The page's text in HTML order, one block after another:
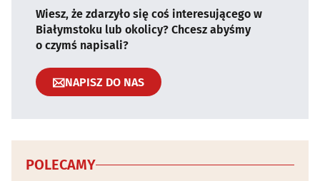
Wiesz, że zdarzyło się coś interesującego w
Białymstoku lub okolicy? Chcesz abyśmy
o czymś napisali?
NAPISZ DO NAS
POLECAMY